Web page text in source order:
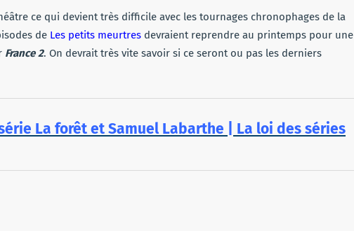
ce qui devient très difficile avec les tournages chronophages de la
de Les petits meurtres devraient reprendre au printemps pour une
France 2. On devrait très vite savoir si ce seront ou pas les derniers
La forêt et Samuel Labarthe | La loi des séries